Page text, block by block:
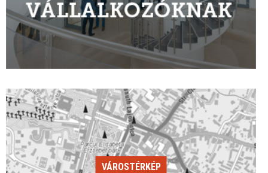
VÁROSTÉRKÉP